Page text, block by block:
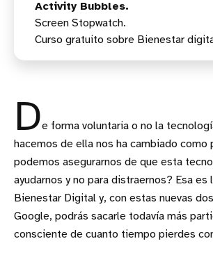
Activity Bubbles.
Screen Stopwatch.
Curso gratuito sobre Bienestar
De forma voluntaria o no la
hacemos de ella nos ha cambiado como
podemos asegurarnos de que esta
ayudarnos y no para distraernos? Esa es
Bienestar Digital y, con estas nuevas
Google, podrás sacarle todavía más
consciente de cuanto tiempo pierdes